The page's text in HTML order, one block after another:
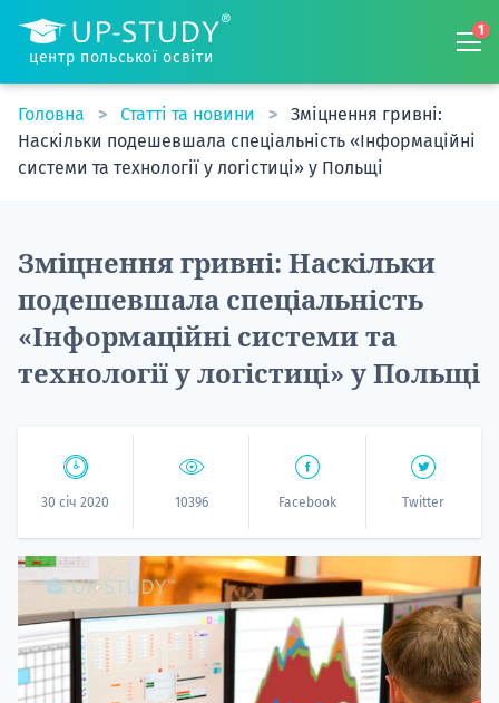
центр польської освіти
1
Головна Статті та новини
Зміцнення гривні:
Наскільки подешевшала спеціальність «Інформаційні
системи та технології у логістиці» у Польщі
Зміцнення гривні: Наскільки
подешевшала спеціальність
«Інформаційні системи та
технології у логістиці» у Польщі
30 січ 2020 10396 Facebook Twitter